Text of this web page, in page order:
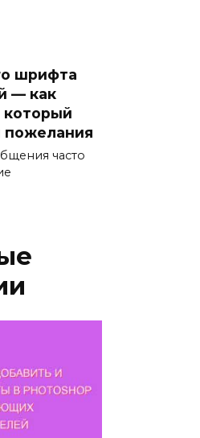
шрифта
— как
который
пожелания
часто